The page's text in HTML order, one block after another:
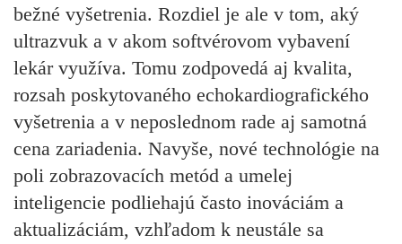
bežné vyšetrenia. Rozdiel je ale v tom, aký
ultrazvuk a v akom softvérovom vybavení
lekár využíva. Tomu zodpovedá aj kvalita,
rozsah poskytovaného echokardiografického
vyšetrenia a v neposlednom rade aj samotná
cena zariadenia. Navyše, nové technológie na
poli zobrazovacích metód a umelej
inteligencie podliehajú často inováciám a
aktualizáciám, vzhľadom k neustále sa